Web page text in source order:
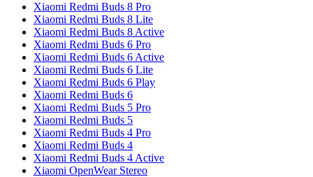
Xiaomi Redmi Buds 8 Pro
Xiaomi Redmi Buds 8 Lite
Xiaomi Redmi Buds 8 Active
Xiaomi Redmi Buds 6 Pro
Xiaomi Redmi Buds 6 Active
Xiaomi Redmi Buds 6 Lite
Xiaomi Redmi Buds 6 Play
Xiaomi Redmi Buds 6
Xiaomi Redmi Buds 5 Pro
Xiaomi Redmi Buds 5
Xiaomi Redmi Buds 4 Pro
Xiaomi Redmi Buds 4
Xiaomi Redmi Buds 4 Active
Xiaomi OpenWear Stereo